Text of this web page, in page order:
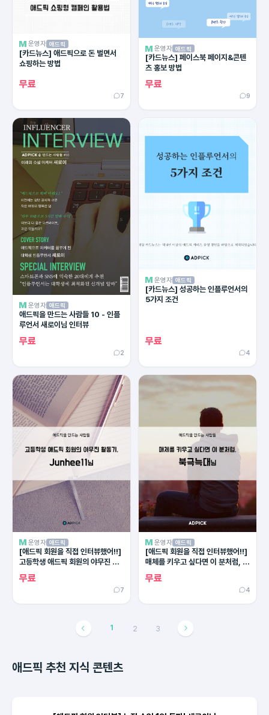
운영자 애드픽
[카드뉴스] 애드픽으로 돈 벌면서
쇼핑하는 방법
무료
7
운영자 애드픽
[카드뉴스] 페이스북 페이지&콘텐
츠 홍보 방법
무료
9
운영자 애드픽
애드픽을 만드는 사람들 10 - 인플
루언서 새로이님 인터뷰
무료
2
운영자 애드픽
[카드뉴스] 성공하는 인플루언서의
5가지 조건
무료
4
운영자 애드픽
[애드픽 회원을 직접 인터뷰했어!!]
고등학생 애드픽 회원의 야무진 활
동기, Junhee 11님
무료
7
운영자 애드픽
[애드픽 회원을 직접 인터뷰했어!!]
매체를 키우고 싶다면 이 분처럼, 북
극늑대님
무료
4
1 2 3
애드픽 추천 지식 콘텐츠